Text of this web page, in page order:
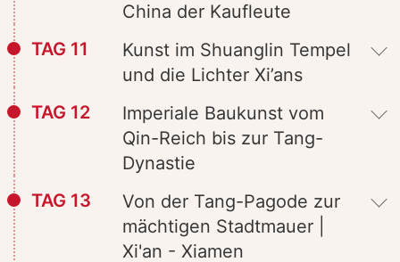
China der Kaufleute
TAG 11
Kunst im Shuanglin Tempel
und die Lichter Xi’ans
TAG 12
Imperiale Baukunst vom
Qin-Reich bis zur Tang-
Dynastie
TAG 13
Von der Tang-Pagode zur
mächtigen Stadtmauer |
Xi'an - Xiamen